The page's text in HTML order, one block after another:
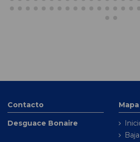
Contacto
Desguace Bonaire